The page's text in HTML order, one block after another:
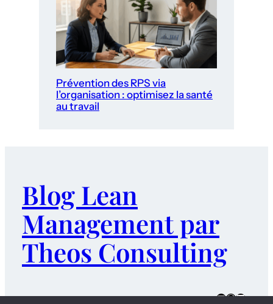
Prévention des RPS via
l’organisation : optimisez la santé
au travail
Blog Lean
Management par
Theos Consulting
E-mail